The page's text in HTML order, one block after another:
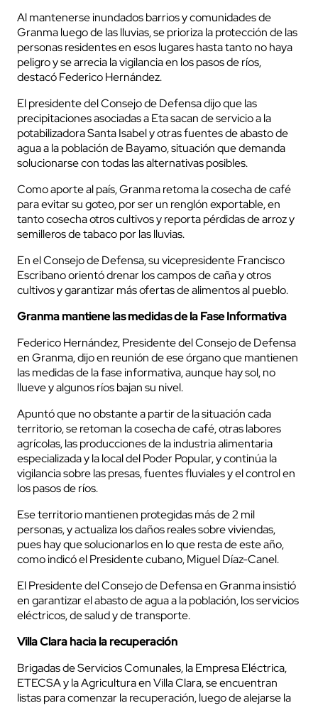
Al mantenerse inundados barrios y comunidades de
Granma luego de las lluvias, se prioriza la protección de las
personas residentes en esos lugares hasta tanto no haya
peligro y se arrecia la vigilancia en los pasos de ríos,
destacó Federico Hernández.
El presidente del Consejo de Defensa dijo que las
precipitaciones asociadas a Eta sacan de servicio a la
potabilizadora Santa Isabel y otras fuentes de abasto de
agua a la población de Bayamo, situación que demanda
solucionarse con todas las alternativas posibles.
Como aporte al país, Granma retoma la cosecha de café
para evitar su goteo, por ser un renglón exportable, en
tanto cosecha otros cultivos y reporta pérdidas de arroz y
semilleros de tabaco por las lluvias.
En el Consejo de Defensa, su vicepresidente Francisco
Escribano orientó drenar los campos de caña y otros
cultivos y garantizar más ofertas de alimentos al pueblo.
Granma mantiene las medidas de la Fase Informativa
Federico Hernández, Presidente del Consejo de Defensa
en Granma, dijo en reunión de ese órgano que mantienen
las medidas de la fase informativa, aunque hay sol, no
llueve y algunos ríos bajan su nivel.
Apuntó que no obstante a partir de la situación cada
territorio, se retoman la cosecha de café, otras labores
agrícolas, las producciones de la industria alimentaria
especializada y la local del Poder Popular, y continúa la
vigilancia sobre las presas, fuentes fluviales y el control en
los pasos de ríos.
Ese territorio mantienen protegidas más de 2 mil
personas, y actualiza los daños reales sobre viviendas,
pues hay que solucionarlos en lo que resta de este año,
como indicó el Presidente cubano, Miguel Díaz-Canel.
El Presidente del Consejo de Defensa en Granma insistió
en garantizar el abasto de agua a la población, los servicios
eléctricos, de salud y de transporte.
Villa Clara hacia la recuperación
Brigadas de Servicios Comunales, la Empresa Eléctrica,
ETECSA y la Agricultura en Villa Clara, se encuentran
listas para comenzar la recuperación, luego de alejarse la